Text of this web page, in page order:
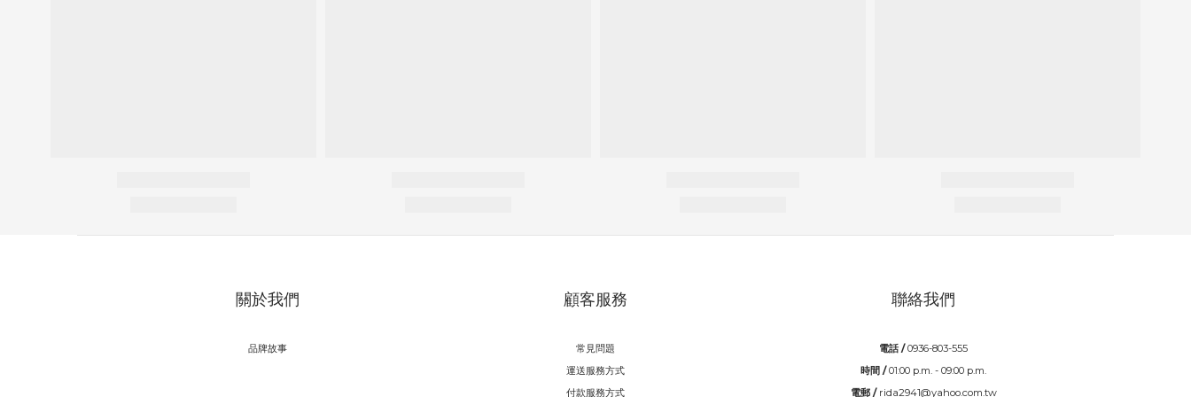
關於我們
品牌故事
顧客服務
常見問題
運送服務方式
付款服務方式
聯絡我們
電話 /0936-803-555
時間 /01:00 p.m. - 09:00 p.m.
電郵 / rida2941@yahoo.com.tw